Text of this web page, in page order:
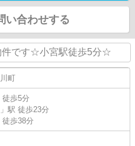
い合わせする
件です☆小宮駅徒歩5分☆
町
徒歩5分
」駅 徒歩23分
徒歩38分